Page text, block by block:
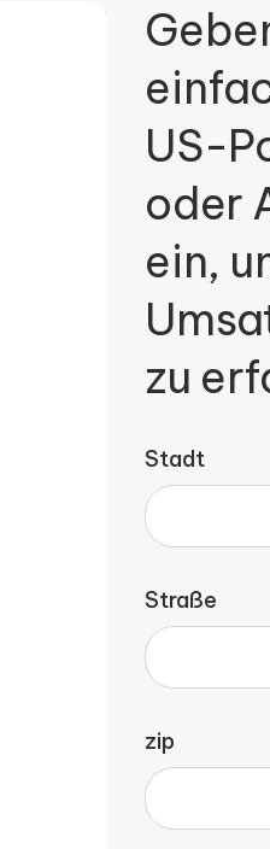
US-
oder
ein,
zu
Stadt
Straße
zip